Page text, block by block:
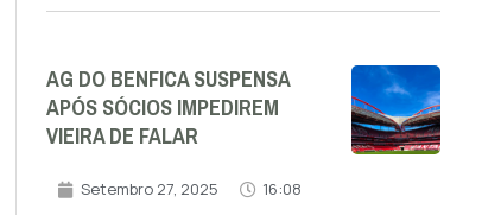
AG DO BENFICA SUSPENSA
APÓS SÓCIOS IMPEDIREM
VIEIRA DE FALAR
Setembro 27, 2025 16:08